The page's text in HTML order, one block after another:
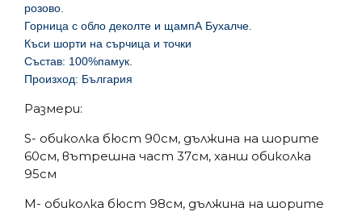
розово.
Горница с обло деколте и щампА Бухалче.
Къси шорти на сърчица и точки
Състав: 100%памук.
Произход: България
Размери:
S- обиколка бюст 90см, дължина на шорите
60см, вътрешна част 37см, ханш обиколка
95см
М- обиколка бюст 98см, дължина на шорите